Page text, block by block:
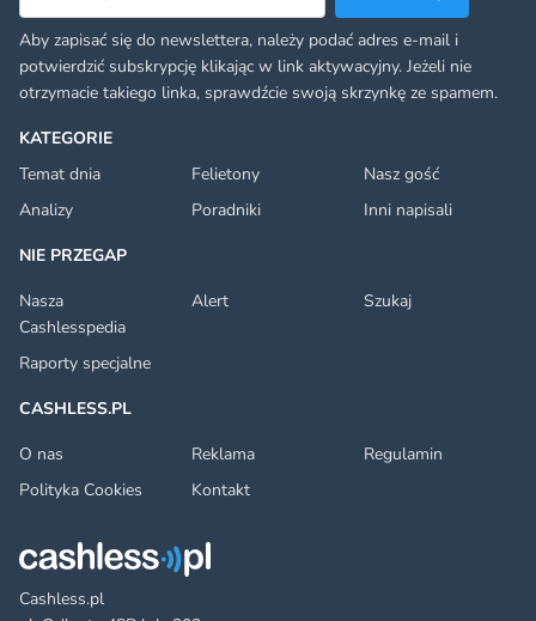
Cashless.pl
KATEGORIE
Temat dnia
Felietony
Nasz gość
Analizy
Poradniki
Inni napisali
NIE PRZEGAP
Nasza
Cashlesspedia
Alert Szukaj
Raporty specjalne
CASHLESS.PL
O nas
Reklama
Regulamin
Polityka Cookies
Kontakt
Aby zapisać się do newslettera, należy podać adres e-mail i
potwierdzić subskrypcję klikając w link aktywacyjny. Jeżeli nie
otrzymacie takiego linka, sprawdźcie swoją skrzynkę ze spamem.